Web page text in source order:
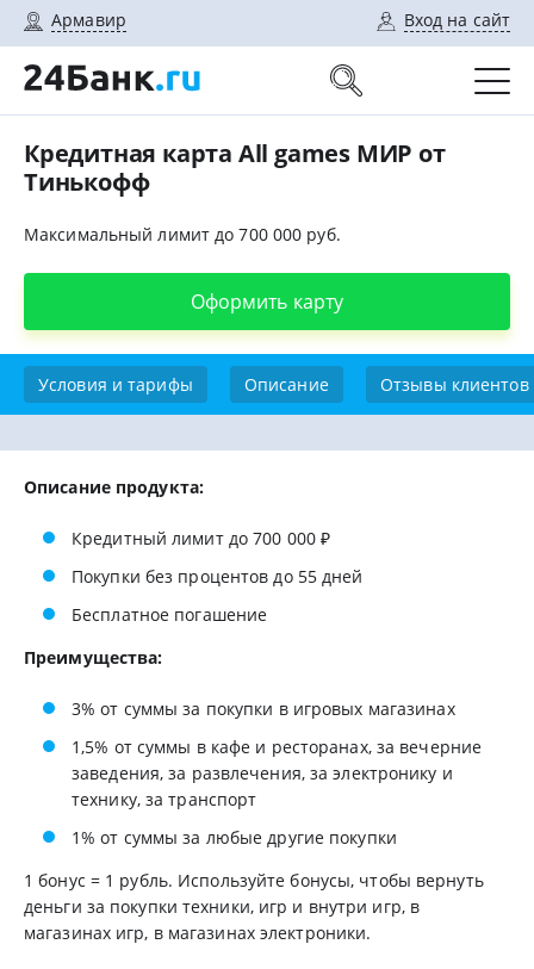
Армавир Вход на сайт
Кредитная карта All games МИР от
Тинькофф
Максимальный лимит до 700 000 руб.
Оформить карту
Условия и тарифы Описание Отзывы клиентов
Описание продукта:
Кредитный лимит до 700 000 ₽
Покупки без процентов до 55 дней
Бесплатное погашение
Преимущества:
3% от суммы за покупки в игровых магазинах
1,5% от суммы в кафе и ресторанах, за вечерние
заведения, за развлечения, за электронику и
технику, за транспорт
1% от суммы за любые другие покупки
1 бонус = 1 рубль. Используйте бонусы, чтобы вернуть
деньги за покупки техники, игр и внутри игр, в
магазинах игр, в магазинах электроники.